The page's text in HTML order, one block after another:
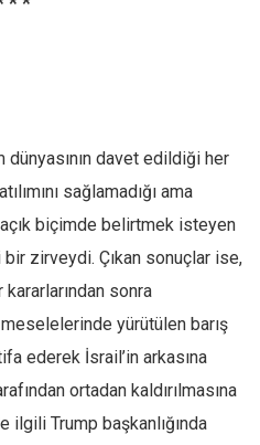
dünyasının davet edildiği her
sağlamadığı ama
biçimde belirtmek isteyen
bir zirveydi. Çıkan sonuçlar ise,
sonra
yürütülen barış
ederek İsrail’in arkasına
ortadan kaldırılmasına
ilgili Trump başkanlığında